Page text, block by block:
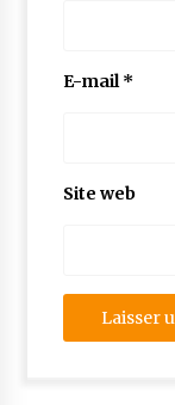
E-mail*
Site web